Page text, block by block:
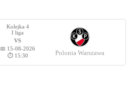
Kolejka 4
I liga
vs
📅 15-08-2026
⏱️ 15:30
Polonia Warszawa